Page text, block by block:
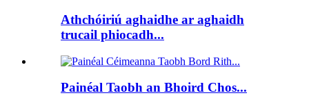
Athchóiriú aghaidhe ar aghaidh
trucail phiocadh...
Painéal Taobh an Bhoird Chos...